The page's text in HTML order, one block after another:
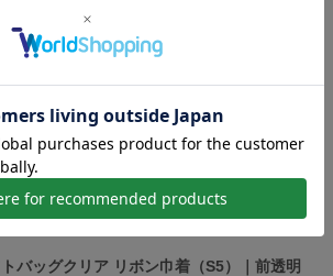
実績をもっと見る
バッグクリア リボン巾着（S5）｜前透明